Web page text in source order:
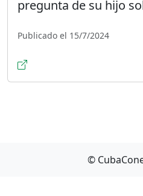
pregunta de su hijo
Publicado el 15/7/2024
©